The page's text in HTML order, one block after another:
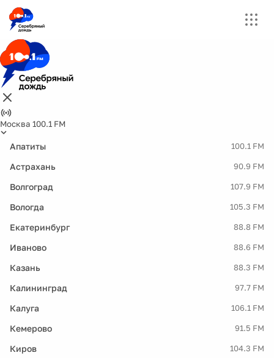
Москва 100.1 FM
Апатиты 100.1 FM
Астрахань 90.9 FM
Волгоград 107.9 FM
Вологда 105.3 FM
Екатеринбург 88.8 FM
Иваново 88.6 FM
Казань 88.3 FM
Калининград 97.7 FM
Калуга 106.1 FM
Кемерово 91.5 FM
Киров 104.3 FM